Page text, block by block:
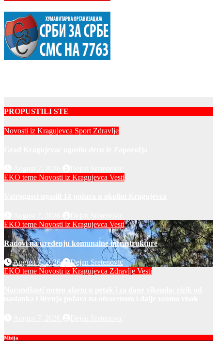
PROPUSTILI STE
Novosti iz Kragujevca Sport Zdravlje
EKO teme Novosti iz Kragujevca Vesti
EKO teme Novosti iz Kragujevca Vesti
Radovi na uređenju komunalne infrastrukture
August 7, 2026
Dejan Sretenovic
EKO teme Novosti iz Kragujevca Zdravlje Vesti
Misija